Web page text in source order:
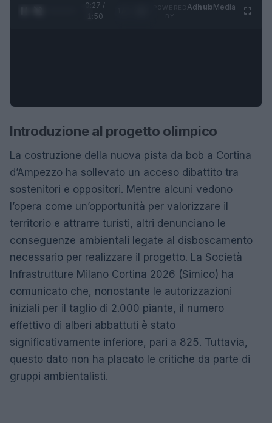
0:28 /
1:50
AdhubMedia
Introduzione al progetto olimpico
La costruzione della nuova pista da bob a Cortina
d’Ampezzo ha sollevato un acceso dibattito tra
sostenitori e oppositori. Mentre alcuni vedono
l’opera come un’opportunità per valorizzare il
territorio e attrarre turisti, altri denunciano le
conseguenze ambientali legate al disboscamento
necessario per realizzare il progetto. La Società
Infrastrutture Milano Cortina 2026 (Simico) ha
comunicato che, nonostante le autorizzazioni
iniziali per il taglio di 2.000 piante, il numero
effettivo di alberi abbattuti è stato
significativamente inferiore, pari a 825. Tuttavia,
questo dato non ha placato le critiche da parte di
gruppi ambientalisti.